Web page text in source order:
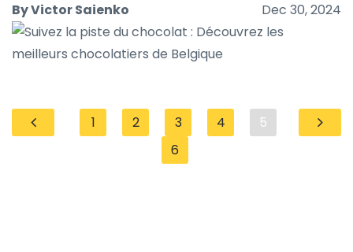
By Victor Saienko
Dec 30, 2024
1 2 3 4
5
6